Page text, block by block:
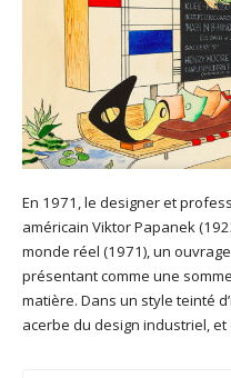
En 1971, le designer et
américain Viktor Papanek
monde réel (1971), un
présentant comme une
matière. Dans un style teinté
acerbe du design industriel,